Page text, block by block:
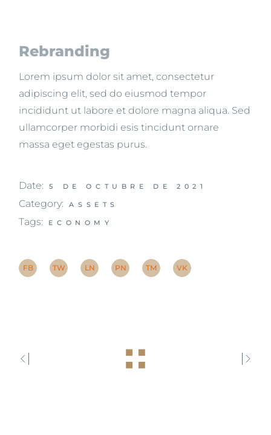
Rebranding
Lorem ipsum dolor sit amet, consectetur
adipiscing elit, sed do eiusmod tempor
incididunt ut labore et dolore magna aliqua. Sed
ullamcorper morbidi esis tincidunt ornare
massa eget egestas purus.
Date: 5 DE OCTUBRE DE 2021
Category: ASSETS
Tags: ECONOMY
FB TW LN PN TM VK